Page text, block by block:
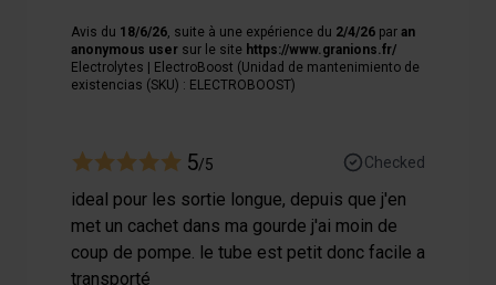
Avis du 18/6/26 , suite à une expérience du 2/4/26 par an
anonymous user sur le site https://www.granions.fr/
Electrolytes | ElectroBoost (Unidad de mantenimiento de
existencias (SKU) : ELECTROBOOST)
5/5 Checked
ideal pour les sortie longue, depuis que j'en
met un cachet dans ma gourde j'ai moin de
coup de pompe. le tube est petit donc facile a
transporté